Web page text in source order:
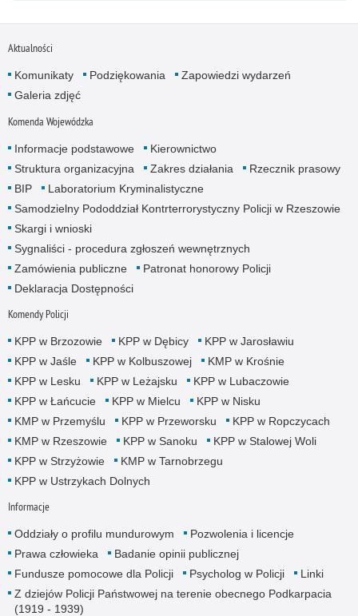
Aktualności
Komunikaty Podziękowania
Zapowiedzi wydarzeń
Galeria zdjęć
Komenda Wojewódzka
Informacje podstawowe
Kierownictwo
Struktura organizacyjna
Zakres działania
Rzecznik prasowy
BIP
Laboratorium Kryminalistyczne
Samodzielny Pododdział Kontrterrorystyczny Policji w Rzeszowie
Skargi i wnioski
Sygnaliści - procedura zgłoszeń wewnętrznych
Zamówienia publiczne
Patronat honorowy Policji
Deklaracja Dostępności
Komendy Policji
KPP w Brzozowie KPP w Dębicy
KPP w Jarosławiu
KPP w Jaśle
KPP w Kolbuszowej
KMP w Krośnie
KPP w Lesku
KPP w Leżajsku
KPP w Lubaczowie
KPP w Łańcucie
KPP w Mielcu
KPP w Nisku
KMP w Przemyślu
KPP w Przeworsku
KPP w Ropczycach
KMP w Rzeszowie
KPP w Sanoku
KPP w Stalowej Woli
KPP w Strzyżowie
KMP w Tarnobrzegu
KPP w Ustrzykach Dolnych
Informacje
Oddziały o profilu mundurowym
Pozwolenia i licencje
Prawa człowieka
Badanie opinii publicznej
Fundusze pomocowe dla Policji
Psycholog w Policji
Linki
Z dziejów Policji Państwowej na terenie obecnego Podkarpacia
(1919 - 1939)